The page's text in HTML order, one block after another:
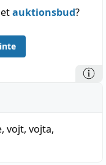
auktionsbud?
, vojt, vojta,